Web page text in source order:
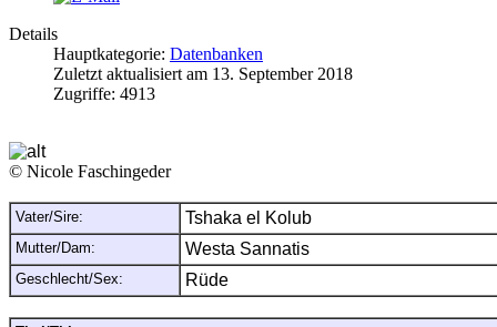
Details
Hauptkategorie: Datenbanken
Zuletzt aktualisiert am 13. September 2018
Zugriffe: 4913
© Nicole Faschingeder
Vater/Sire: Tshaka el Kolub
Mutter/Dam: Westa Sannatis
Geschlecht/Sex: Rüde